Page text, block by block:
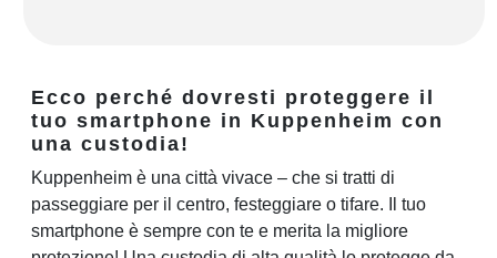
Ecco perché dovresti proteggere il
tuo smartphone in Kuppenheim con
una custodia!
Kuppenheim è una città vivace – che si tratti di
passeggiare per il centro, festeggiare o tifare. Il tuo
smartphone è sempre con te e merita la migliore